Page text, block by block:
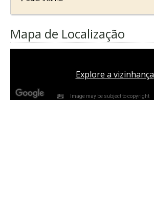
Mapa de Localização
Image may be subject to copyright
Explore a vizinhança